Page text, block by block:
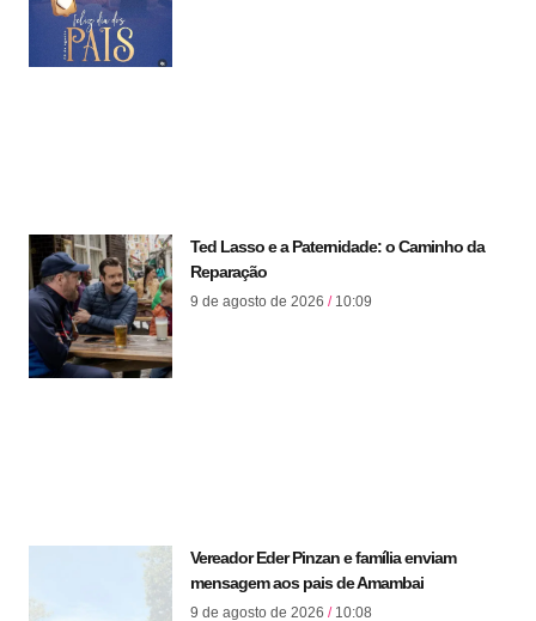
Ted Lasso e a Paternidade: o Caminho da
Reparação
9 de agosto de 2026 10:09
Vereador Eder Pinzan e família enviam
mensagem aos pais de Amambai
9 de agosto de 2026 10:08